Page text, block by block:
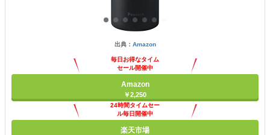
出典： Amazon
毎日お得なタイム
セール開催中
Amazon
￥2,250
24時間タイムセー
ル毎日開催中
楽天市場